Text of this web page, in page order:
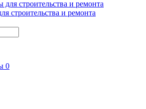
строительства и ремонта
0